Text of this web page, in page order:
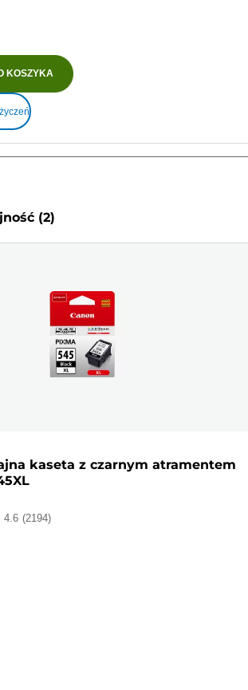
KOSZYKA
(2)
kaseta z czarnym atramentem
4.6 (2194)